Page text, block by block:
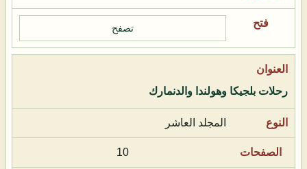
تصفح
رحلات بلجيكا وهولندا والدنمارك
المجلد العاشر
10